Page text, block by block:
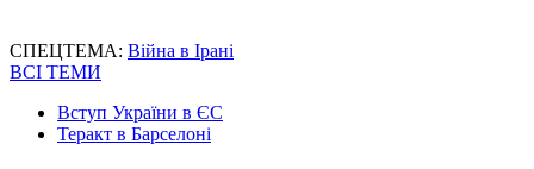
СПЕЦТЕМА: Війна в Ірані
ВСІ ТЕМИ
Вступ України в ЄС
Теракт в Барселоні